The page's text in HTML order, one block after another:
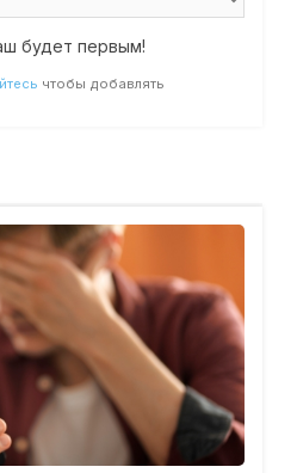
будет первым!
чтобы добавлять